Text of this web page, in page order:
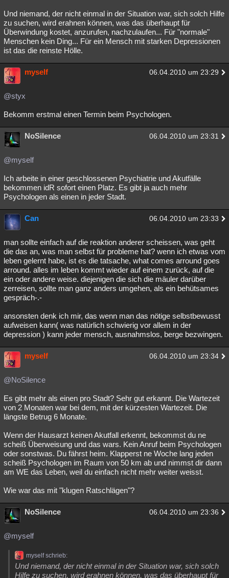
Und niemand, der nicht einmal in der Situation war, sich solch Hilfe
zu suchen, wird erahnen können, was das überhaupt für
Überwindung kostet, anzurufen, nachzulaufen... Für "normale"
Menschen kein Ding... Für ein Mensch mit starken Depressionen
ist das die reinste Hölle.
myself 06.04.2010 um 23:29
@styx
Bekomm erstmal einen Termin beim Psychologen.
NoSilence 06.04.2010 um 23:31
@myself
Ich arbeite in einer geschlossenen Psychiatrie und Akutfälle
bekommen idR sofort einen Platz. Es gibt ja auch mehr
Psychologen als einen in jeder Stadt.
Can 06.04.2010 um 23:33
man sollte einfach auf die reaktion anderer scheissen, was geht
die das an, was man selbst für probleme hat? wenn ich etwas vom
leben gelernt habe, ist es die tatsache, what comes arround goes
arround. alles im leben kommt wieder auf einem zurück, auf die
ein oder andere weise. diejenigen die sich die mäuler darüber
zerreisen, sollte man ganz anders umgehen, als ein behütsames
gespräch-.-
ansonsten denk ich mir, das wenn man das nötige selbstbewusst
aufweisen kann( was natürlich schwierig vor allem in der
depression ) kann jeder mensch, ausnahmslos, berge bezwingen.
myself 06.04.2010 um 23:34
@NoSilence
Es gibt mehr als einen pro Stadt? Sehr gut erkannt. Die Wartezeit
von 2 Monaten war bei dem, mit der kürzesten Wartezeit. Die
längste Betrug 6 Monate.
Wenn der Hausarzt keinen Akutfall erkennt, bekommst du ne
scheiß Überweisung und das wars. Kein Anruf beim Psychologen
oder sonstwas. Du fährst heim. Klapperst ne Woche lang jeden
scheiß Psychologen im Raum von 50 km ab und nimmst dir dann
am WE das Leben, weil du einfach nicht mehr weiter weisst.
Wie war das mit "klugen Ratschlägen"?
NoSilence 06.04.2010 um 23:36
@myself
myself schrieb:
Und niemand, der nicht einmal in der Situation war, sich solch
Hilfe zu suchen, wird erahnen können, was das überhaupt für